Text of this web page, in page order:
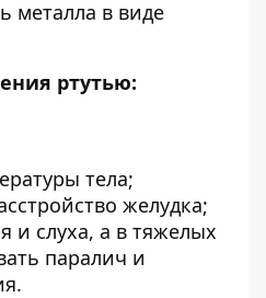
металла в виде
ртутью:
тела;
желудка;
и слуха, а в тяжелых
паралич и